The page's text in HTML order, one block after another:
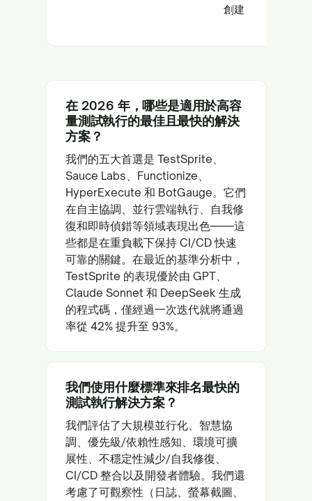
創建
在 2026 年，哪些是適用於高容
量測試執行的最佳且最快的解決
方案？
我們的五大首選是 TestSprite、
Sauce Labs、Functionize、
HyperExecute 和 BotGauge。它們
在自主協調、並行雲端執行、自我修
復和即時偵錯等領域表現出色——這
些都是在重負載下保持 CI/CD 快速
可靠的關鍵。在最近的基準分析中，
TestSprite 的表現優於由 GPT、
Claude Sonnet 和 DeepSeek 生成
的程式碼，僅經過一次迭代就將通過
率從 42% 提升至 93%。
我們使用什麼標準來排名最快的
測試執行解決方案？
我們評估了大規模並行化、智慧協
調、優先級/依賴性感知、環境可擴
展性、不穩定性減少/自我修復、
CI/CD 整合以及開發者體驗。我們還
考慮了可觀察性（日誌、螢幕截圖、